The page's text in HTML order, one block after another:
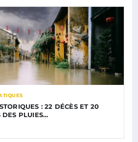
: 22 DÉCÈS ET 20
DES PLUIES…